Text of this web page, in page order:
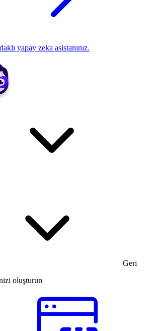
yapay zeka asistanınız.
Geri
oluşturun